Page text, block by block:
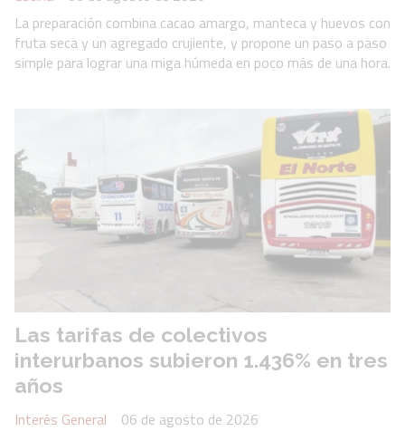
La preparación combina cacao amargo, manteca y huevos con
fruta seca y un agregado crujiente, y propone un paso a paso
simple para lograr una miga húmeda en poco más de una hora.
Las tarifas de colectivos
interurbanos subieron 1.436% en tres
años
Interés General
06 de agosto de 2026